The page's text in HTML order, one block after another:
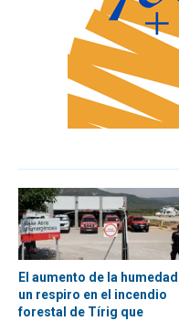
El aumento de la
un respiro en el incendio
forestal de Tírig que